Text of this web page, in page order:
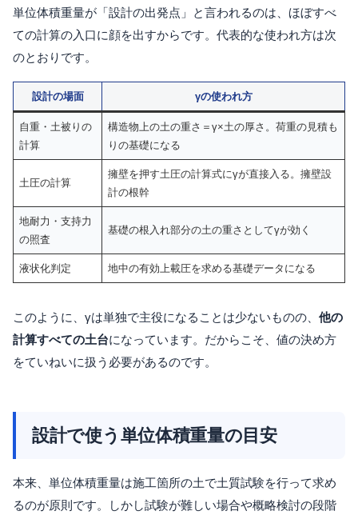
単位体積重量が「設計の出発点」と言われるのは、ほぼすべ
ての計算の入口に顔を出すからです。代表的な使われ方は次
のとおりです。
設計の場面 γの使われ方
自重・土被りの
計算
構造物上の土の重さ＝γ×土の厚さ。荷重の見積も
りの基礎になる
土圧の計算
擁壁を押す土圧の計算式にγが直接入る。擁壁設
計の根幹
地耐力・支持力
の照査
基礎の根入れ部分の土の重さとしてγが効く
液状化判定 地中の有効上載圧を求める基礎データになる
このように、γは単独で主役になることは少ないものの、 他の
計算すべての土台になっています。だからこそ、値の決め方
をていねいに扱う必要があるのです。
設計で使う単位体積重量の目安
本来、単位体積重量は施工箇所の土で土質試験を行って求め
るのが原則です。しかし試験が難しい場合や概略検討の段階